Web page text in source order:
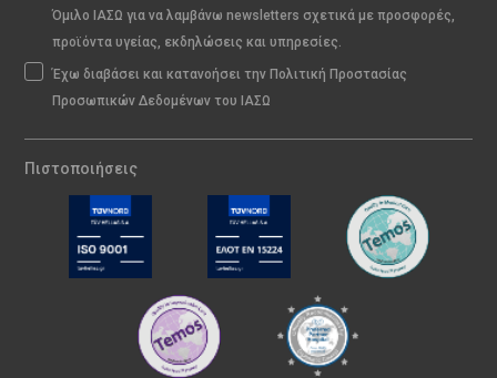
Όμιλο ΙΑΣΩ για να λαμβάνω newsletters σχετικά με προσφορές,
προϊόντα υγείας, εκδηλώσεις και υπηρεσίες.
Έχω διαβάσει και κατανοήσει την Πολιτική Προστασίας
Προσωπικών Δεδομένων του ΙΑΣΩ
Πιστοποιήσεις